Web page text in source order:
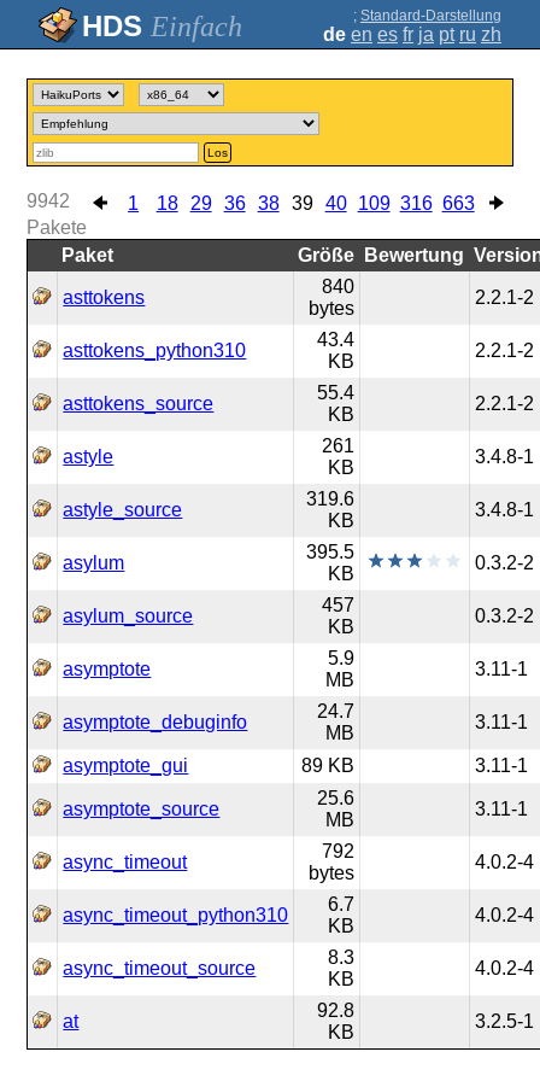
Einfach ; Standard-Darstellung
de en es fr ja pt ru zh
Los
1 18 29 36 38 39 40 109 316 663
9942
Pakete
Paket
Größe Bewertung
asttokens
840
bytes
2.2.1-2
asttokens_python310
43.4
KB
2.2.1-2
asttokens_source
55.4
KB
2.2.1-2
astyle
261
KB
3.4.8-1
astyle_source
319.6
KB
3.4.8-1
asylum
395.5
KB
0.3.2-2
asylum_source
457
KB
0.3.2-2
asymptote
5.9
MB
3.11-1
asymptote_debuginfo
24.7
MB
3.11-1
asymptote_gui 89 KB 3.11-1
asymptote_source
25.6
MB
3.11-1
async_timeout
792
bytes
4.0.2-4
async_timeout_python310
6.7
KB
4.0.2-4
async_timeout_source
8.3
KB
4.0.2-4
at
92.8
KB
3.2.5-1